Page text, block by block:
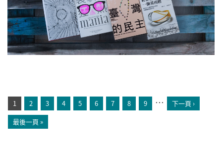
頁面
1 2 3 4 5 6 7 8 9 …
下一頁 ›
最後一頁 »